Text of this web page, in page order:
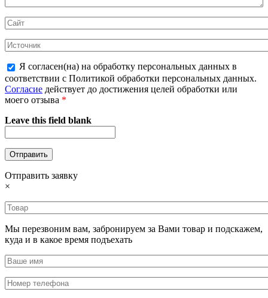
Я согласен(на) на обработку персональных данных в
соответствии с Политикой обработки персональных данных.
Согласие действует до достижения целей обработки или
моего отзыва *
Leave this field blank
Отправить заявку
×
Мы перезвоним вам, забронируем за Вами товар и подскажем,
куда и в какое время подъехать